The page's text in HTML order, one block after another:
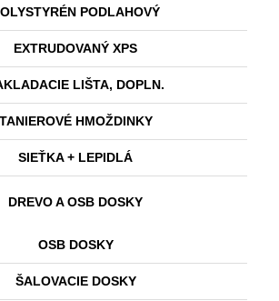
PODLAHOVÝ
EXTRUDOVANÝ XPS
LIŠTA, DOPLN.
TANIEROVÉ HMOŽDINKY
SIEŤKA + LEPIDLÁ
DREVO A OSB DOSKY
OSB DOSKY
ŠALOVACIE DOSKY